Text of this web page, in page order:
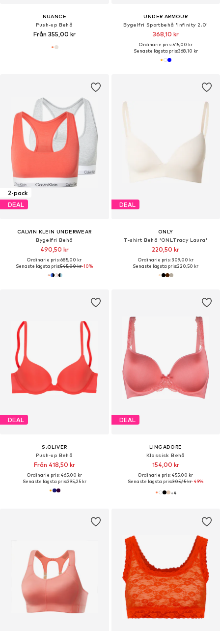
NUANCE
Push-up Behå
Från 355,00 kr
UNDER ARMOUR
Bygelfri Sportbehå 'Infinity 2.0'
368,10 kr
Ordinarie pris: 515,00 kr
Senaste lägsta pris:368,10 kr
2-pack
DEAL
CALVIN KLEIN UNDERWEAR
Bygelfri Behå
490,50 kr
Ordinarie pris: 685,00 kr
Senaste lägsta pris:545,00 kr-10%
DEAL
ONLY
T-shirt Behå 'ONLTracy Laura'
220,50 kr
Ordinarie pris: 309,00 kr
Senaste lägsta pris:220,50 kr
DEAL
S.OLIVER
Push-up Behå
Från 418,50 kr
Ordinarie pris: 465,00 kr
Senaste lägsta pris:395,25 kr
DEAL
LINGADORE
Klassisk Behå
154,00 kr
Ordinarie pris: 455,00 kr
Senaste lägsta pris:305,15 kr-49%
+4